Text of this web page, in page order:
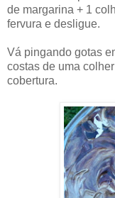
de margarina + 1
fervura e desligue.
Vá pingando gotas
costas de uma
cobertura.